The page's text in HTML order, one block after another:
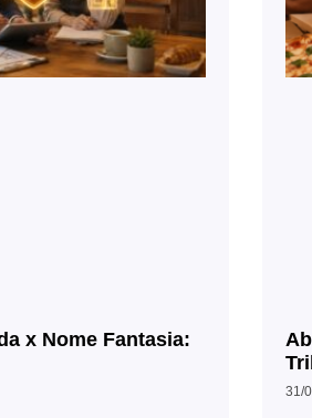
x Nome Fantasia:
31/